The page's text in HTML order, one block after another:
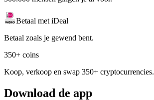
Betaal met iDeal
Betaal zoals je gewend bent.
350+ coins
Koop, verkoop en swap 350+ cryptocurrencies.
Download de app